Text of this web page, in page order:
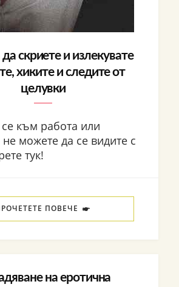
скриете и излекувате
хиките и следите от
целувки
към работа или
можете да се видите с
тук!
ПОВЕЧЕ
на еротична